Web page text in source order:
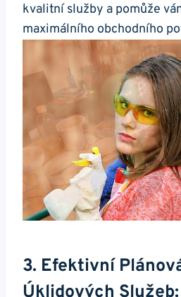
kvalitní služby a pomůže
maximálního obchodního
3. Efektivní